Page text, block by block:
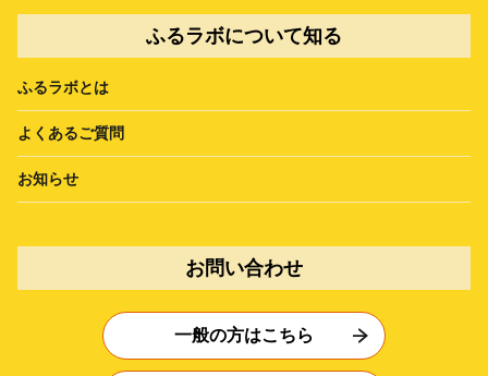
ふるラボについて知る
ふるラボとは
よくあるご質問
お知らせ
お問い合わせ
一般の方はこちら